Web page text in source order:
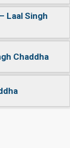
Laal Singh
Chaddha